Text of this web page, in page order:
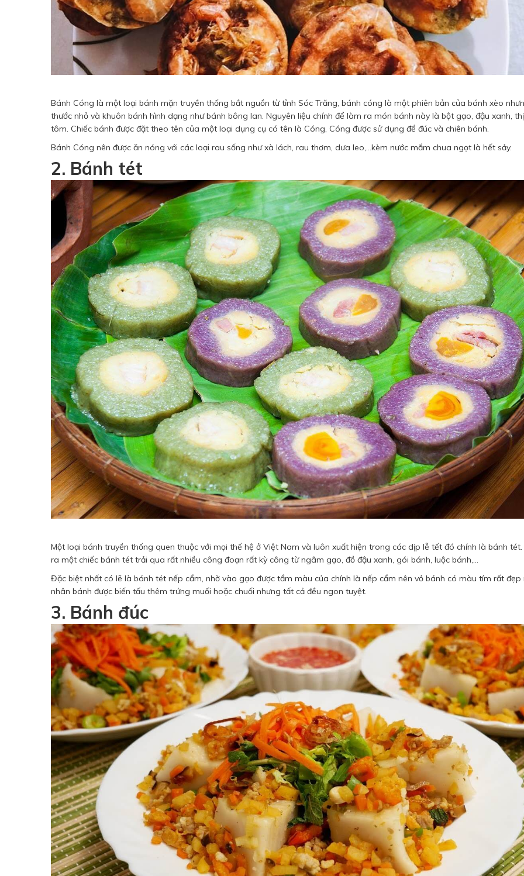
Bánh Cóng là một loại bánh mặn truyền thống bắt nguồn từ tỉnh Sóc Trăng, bánh cóng là một phiên bản của bánh xèo
thước nhỏ và khuôn bánh hình dạng như bánh bông lan. Nguyên liệu chính để làm ra món bánh này là bột gạo, đậu xanh,
tôm. Chiếc bánh được đặt theo tên của một loại dụng cụ có tên là Cóng, Cóng được sử dụng để đúc và chiên bánh.
Bánh Cóng nên được ăn nóng với các loại rau sống như xà lách, rau thơm, dưa leo,…kèm nước mắm chua ngọt là hết sảy.
2. Bánh tét
Một loại bánh truyền thống quen thuộc với mọi thế hệ ở Việt Nam và luôn xuất hiện trong các dịp lễ tết đó chính là bánh
ra một chiếc bánh tét trải qua rất nhiều công đoạn rất kỳ công từ ngâm gạo, đồ đậu xanh, gói bánh, luộc bánh,...
Đặc biệt nhất có lẽ là bánh tét nếp cẩm, nhờ vào gạo được tẩm màu của chính là nếp cẩm nên vỏ bánh có màu tím rất đẹp
nhân bánh được biến tấu thêm trứng muối hoặc chuối nhưng tất cả đều ngon tuyệt.
3. Bánh đúc